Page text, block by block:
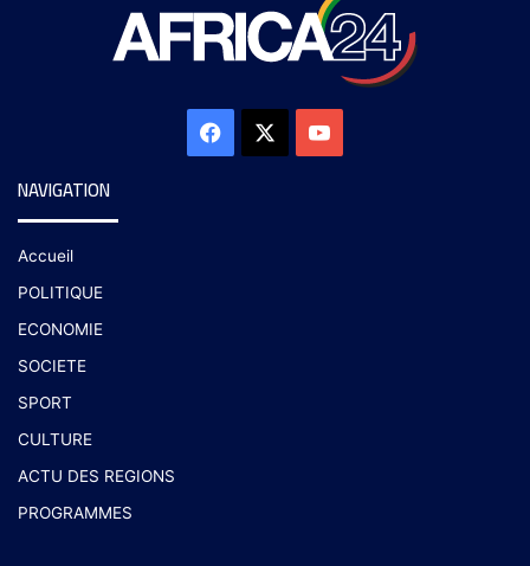
NAVIGATION
Accueil
POLITIQUE
ECONOMIE
SOCIETE
SPORT
CULTURE
ACTU DES REGIONS
PROGRAMMES